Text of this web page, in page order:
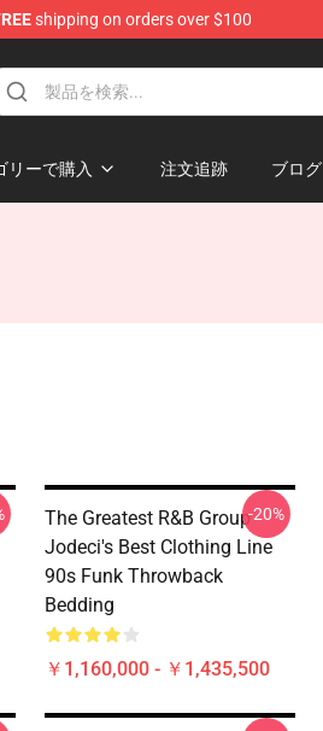
shipping on orders over $100
リーで購入 注文追跡 ブログ
The Greatest R&B Group
Jodeci's Best Clothing Line
90s Funk Throwback
Bedding
￥1,160,000 - ￥1,435,500
-20%